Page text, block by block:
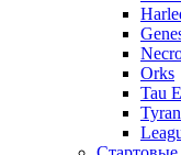
Orks
Tau